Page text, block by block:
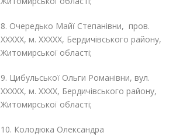
8. Очередько Майї Степанівни, пров.
ХХХХХ, м. ХХХХХ, Бердичівського району,
Житомирської області;
9. Цибульської Ольги Романівни, вул.
ХХХХХ, м. ХХХХ, Бердичівського району,
Житомирської області;
10. Колодюка Олександра